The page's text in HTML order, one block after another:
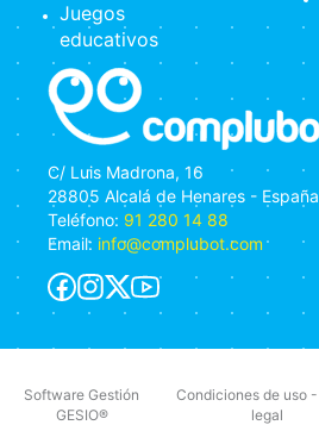
C/ Luis Madrona, 16
28805 Alcalá de Henares - España
Teléfono: 91 280 14 88
Email: info@complubot.com
Juegos
educativos
Software Gestión
GESIO®
Condiciones de uso -
legal